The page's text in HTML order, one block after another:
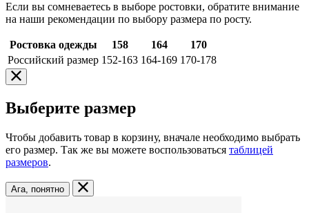
Если вы сомневаетесь в выборе ростовки, обратите внимание
на наши рекомендации по выбору размера по росту.
Ростовка одежды 158 164
170
Российский размер 152-163 164-169 170-178
Выберите размер
Чтобы добавить товар в корзину, вначале необходимо выбрать
его размер. Так же вы можете воспользоваться таблицей
размеров.
Ага, понятно